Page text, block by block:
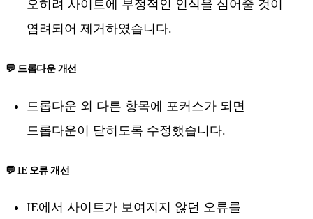
오히려 사이트에 부정적인 인식을 심어줄 것이
염려되어 제거하였습니다.
💬 드롭다운 개선
드롭다운 외 다른 항목에 포커스가 되면
드롭다운이 닫히도록 수정했습니다.
💬 IE 오류 개선
IE에서 사이트가 보여지지 않던 오류를